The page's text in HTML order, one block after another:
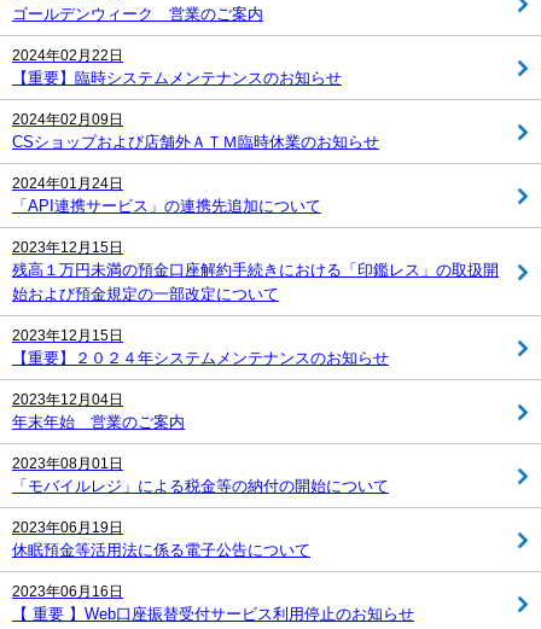
ゴールデンウィーク 営業のご案内
2024年02月22日
【重要】臨時システムメンテナンスのお知らせ
2024年02月09日
CSショップおよび店舗外ＡＴＭ臨時休業のお知らせ
2024年01月24日
「API連携サービス」の連携先追加について
2023年12月15日
残高１万円未満の預金口座解約手続きにおける「印鑑レス」の取扱開
始および預金規定の一部改定について
2023年12月15日
【重要】２０２４年システムメンテナンスのお知らせ
2023年12月04日
年末年始 営業のご案内
2023年08月01日
「モバイルレジ」による税金等の納付の開始について
2023年06月19日
休眠預金等活用法に係る電子公告について
2023年06月16日
【 重要 】Web口座振替受付サービス利用停止のお知らせ